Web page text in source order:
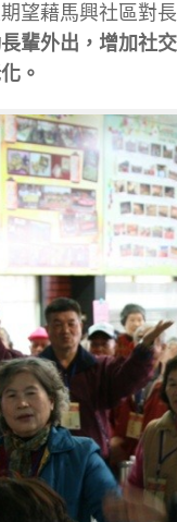
望藉馬興社區對
輩外出，增加社
。